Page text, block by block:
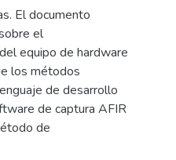
El documento
el
equipo de hardware
los métodos
de desarrollo
de captura AFIR
de